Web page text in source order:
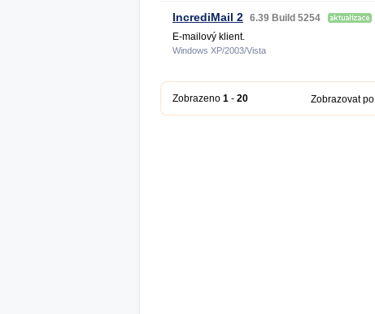
IncrediMail 2 6.39 Build 5254
E-mailový klient.
Windows XP/2003/Vista
Zobrazeno 1 - 20 Zobrazovat po